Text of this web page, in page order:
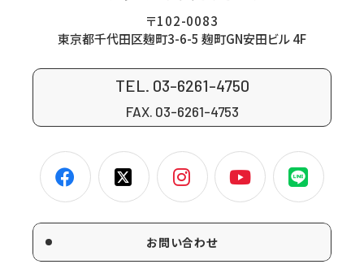
〒102-0083
東京都千代田区麹町3-6-5 麹町GN安田ビル 4F
TEL. 03-6261-4750
FAX. 03-6261-4753
お問い合わせ